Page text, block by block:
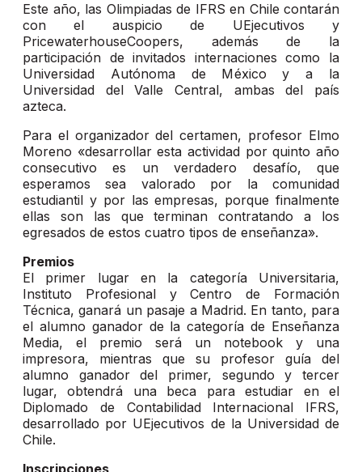
Este año, las Olimpiadas de IFRS en Chile contarán
con el auspicio de UEjecutivos y
PricewaterhouseCoopers, además de la
participación de invitados internaciones como la
Universidad Autónoma de México y a la
Universidad del Valle Central, ambas del país
azteca.
Para el organizador del certamen, profesor Elmo
Moreno «desarrollar esta actividad por quinto año
consecutivo es un verdadero desafío, que
esperamos sea valorado por la comunidad
estudiantil y por las empresas, porque finalmente
ellas son las que terminan contratando a los
egresados de estos cuatro tipos de enseñanza».
Premios
El primer lugar en la categoría Universitaria,
Instituto Profesional y Centro de Formación
Técnica, ganará un pasaje a Madrid. En tanto, para
el alumno ganador de la categoría de Enseñanza
Media, el premio será un notebook y una
impresora, mientras que su profesor guía del
alumno ganador del primer, segundo y tercer
lugar, obtendrá una beca para estudiar en el
Diplomado de Contabilidad Internacional IFRS,
desarrollado por UEjecutivos de la Universidad de
Chile.